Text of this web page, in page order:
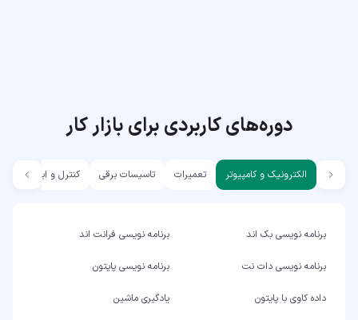
دوره‌های کاربردی برای بازار کار
الکترونیک و کامپیوتر تعمیرات تاسیسات برقی کنترل و ابزار دقیق
برنامه نویسی بک اند برنامه نویسی فرانت اند
برنامه نویسی دات نت برنامه نویسی پایتون
داده کاوی با پایتون یادگیری ماشین